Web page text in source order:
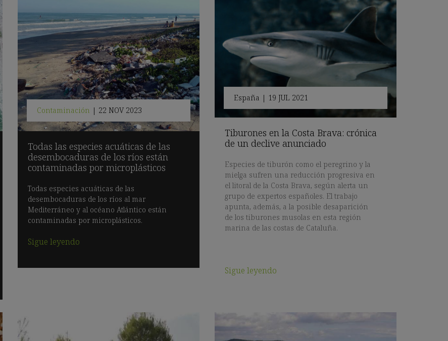
Contaminación | 22 NOV 2023
Todas las especies acuáticas de las
desembocaduras de los ríos están
contaminadas por microplásticos
Todas especies acuáticas de las
desembocaduras de los ríos al mar
Mediterráneo y al océano Atlántico están
contaminadas por microplásticos.
Sigue leyendo
España | 19 JUL 2021
Tiburones en la Costa Brava: crónica
de un declive anunciado
Especies de tiburón como el peregrino y la
mielga sufren una reducción progresiva en
el litoral de la Costa Brava, según alerta un
grupo de expertos españoles. El trabajo
apunta, además, a la posible desaparición
de los tiburones musolas en esta región
marina de las costas de Cataluña.
Sigue leyendo